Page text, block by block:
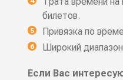
билетов.
Привязка по
Широкий
Если Вас